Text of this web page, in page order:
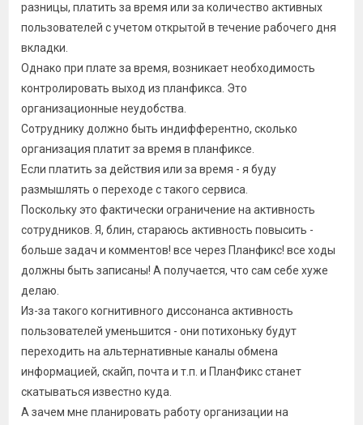
разницы, платить за время или за количество активных
пользователей с учетом открытой в течение рабочего дня
вкладки.
Однако при плате за время, возникает необходимость
контролировать выход из планфикса. Это
организационные неудобства.
Сотруднику должно быть индифферентно, сколько
организация платит за время в планфиксе.
Если платить за действия или за время - я буду
размышлять о переходе с такого сервиса.
Поскольку это фактически ограничение на активность
сотрудников. Я, блин, стараюсь активность повысить -
больше задач и комментов! все через Планфикс! все ходы
должны быть записаны! А получается, что сам себе хуже
делаю.
Из-за такого когнитивного диссонанса активность
пользователей уменьшится - они потихоньку будут
переходить на альтернативные каналы обмена
информацией, скайп, почта и т.п. и ПланФикс станет
скатываться известно куда.
А зачем мне планировать работу организации на